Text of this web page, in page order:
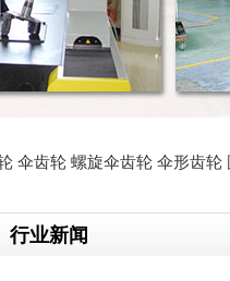
伞齿轮 螺旋伞齿轮 伞形齿轮
行业新闻